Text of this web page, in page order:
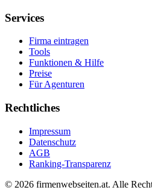
Services
Firma eintragen
Tools
Funktionen & Hilfe
Preise
Für Agenturen
Rechtliches
Impressum
Datenschutz
AGB
Ranking-Transparenz
© 2026 firmenwebseiten.at. Alle